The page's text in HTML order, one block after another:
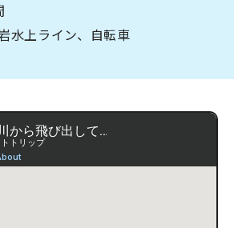
このサイトについて
水上ライン、自転車